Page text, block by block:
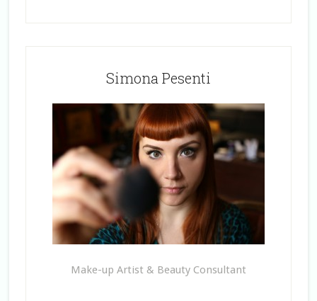
Simona Pesenti
Make-up Artist & Beauty Consultant